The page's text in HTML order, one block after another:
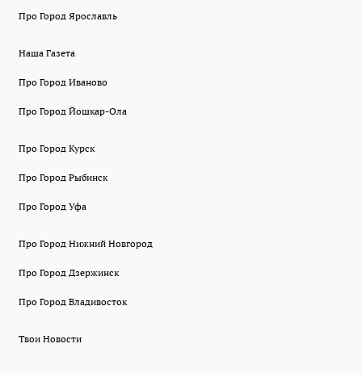
Про Город Ярославль
Наша Газета
Про Город Иваново
Про Город Йошкар-Ола
Про Город Курск
Про Город Рыбинск
Про Город Уфа
Про Город Нижний Новгород
Про Город Дзержинск
Про Город Владивосток
Твои Новости